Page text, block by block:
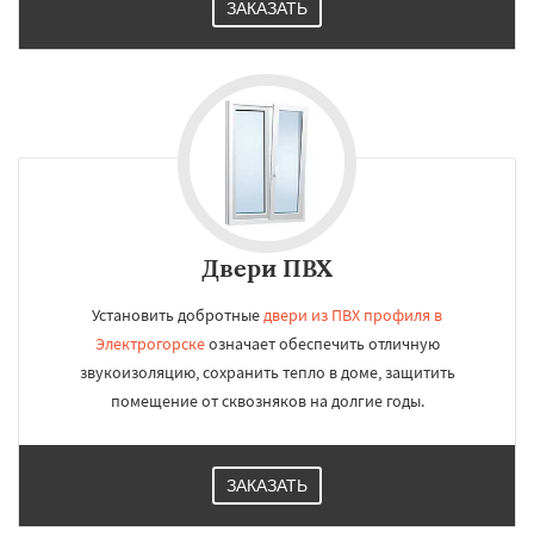
ЗАКАЗАТЬ
Двери ПВХ
Установить добротныедвери из ПВХ профиля в
Электрогорскеозначает обеспечить отличную
звукоизоляцию, сохранить тепло в доме, защитить
помещение от сквозняков на долгие годы.
ЗАКАЗАТЬ